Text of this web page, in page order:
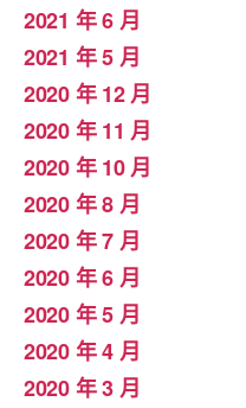
2021 年 6 月
2021 年 5 月
2020 年 12 月
2020 年 11 月
2020 年 10 月
2020 年 8 月
2020 年 7 月
2020 年 6 月
2020 年 5 月
2020 年 4 月
2020 年 3 月